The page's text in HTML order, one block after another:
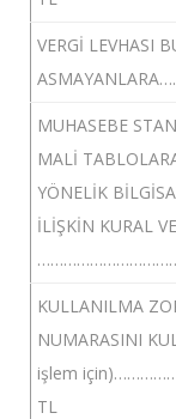
VERGİ LEVHASI
MUHASEBE
MALİ
YÖNELİK
İLİŞKİN KURAL
KULLANILMA
NUMARASINI
işlem
TL